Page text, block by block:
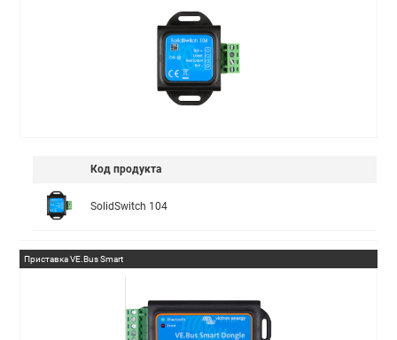
Код продукта
SolidSwitch 104
Приставка VE.Bus Smart